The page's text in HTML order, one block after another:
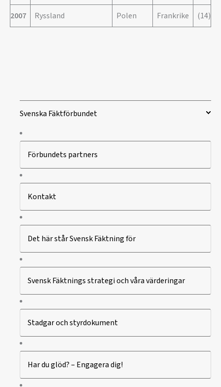
2007 Ryssland Polen Frankrike (14)
Svenska Fäktförbundet
Förbundets partners
Kontakt
Det här står Svensk Fäktning för
Svensk Fäktnings strategi och våra värderingar
Stadgar och styrdokument
Har du glöd? – Engagera dig!